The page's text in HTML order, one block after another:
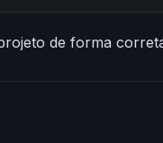
de forma